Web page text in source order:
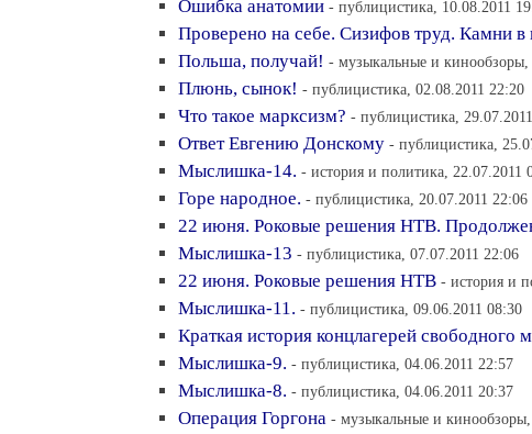
Ошибка анатомии - публицистика, 10.08.2011
Проверено на себе. Сизифов труд. Камни в
Польша, получай! - музыкальные и кинообзоры,
Плюнь, сынок! - публицистика, 02.08.2011 22:20
Что такое марксизм? - публицистика,
Ответ Евгению Донскому - публицистика,
Мыслишка-14. - история и политика, 22.07.2011
Горе народное. - публицистика, 20.07.2011 22:06
22 июня. Роковые решения НТВ.
Мыслишка-13 - публицистика, 07.07.2011 22:06
22 июня. Роковые решения НТВ - история и
Мыслишка-11. - публицистика, 09.06.2011 08:30
Краткая история концлагерей свободного
Мыслишка-9. - публицистика, 04.06.2011 22:57
Мыслишка-8. - публицистика, 04.06.2011 20:37
Операция Горгона - музыкальные и кинообзоры,